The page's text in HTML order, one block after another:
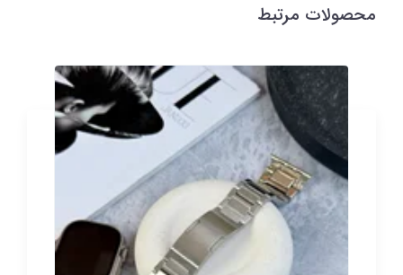
محصولات مرتبط